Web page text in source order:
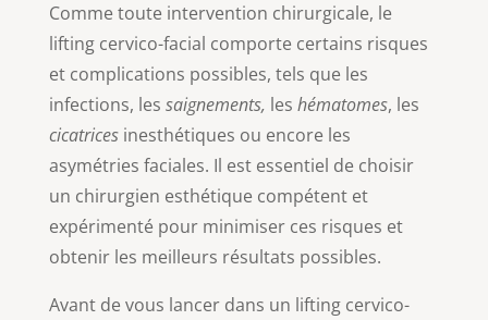
Comme toute intervention chirurgicale, le
lifting cervico-facial comporte certains risques
et complications possibles, tels que les
infections, les saignements, les hématomes, les
cicatrices inesthétiques ou encore les
asymétries faciales. Il est essentiel de choisir
un chirurgien esthétique compétent et
expérimenté pour minimiser ces risques et
obtenir les meilleurs résultats possibles.
Avant de vous lancer dans un lifting cervico-